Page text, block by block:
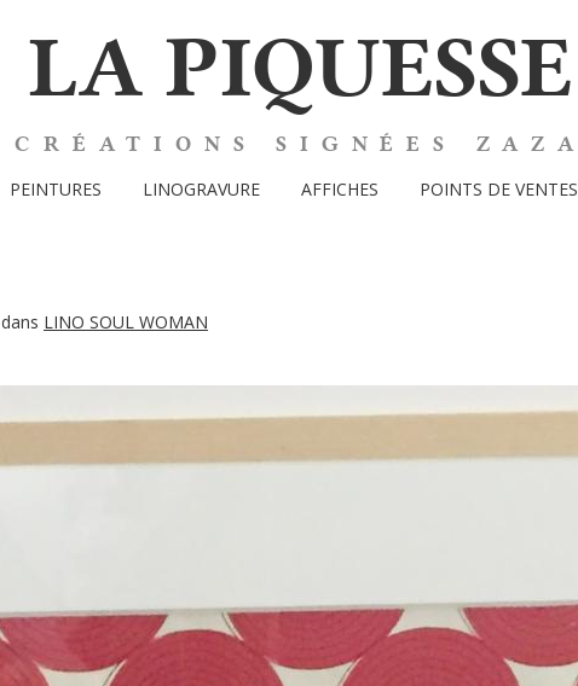
LA PIQUESSE
CRÉATIONS SIGNÉES ZAZA
PEINTURES LINOGRAVURE AFFICHES POINTS DE VENTES
dans LINO SOUL WOMAN